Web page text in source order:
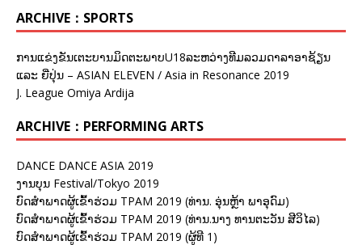
ARCHIVE：SPORTS
ການແຂ່ງຂັນເຕະບານມິດຕະພາບU18ລະຫວ່າງທີມລວມດາລາອາຊ້ຽນ
ແລະ ຍີ່ປຸ່ນ – ASIAN ELEVEN / Asia in Resonance 2019
J. League Omiya Ardija
ARCHIVE：PERFORMING ARTS
DANCE DANCE ASIA 2019
ງານບຸນ Festival/Tokyo 2019
ບົດສຳພາດຜູ້ເຂົ້າຮ່ວມ TPAM 2019 (ທ່ານ. ອຸ່ນຫຼ້າ ພາອຸດົມ)
ບົດສຳພາດຜູ້ເຂົ້າຮ່ວມ TPAM 2019 (ທ່ານ.ນາງ ທານຕະວັນ ສີວິໄລ)
ບົດສຳພາດຜູ້ເຂົ້າຮ່ວມ TPAM 2019 (ຜູ້ທີ 1)